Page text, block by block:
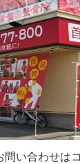
問い合わせは